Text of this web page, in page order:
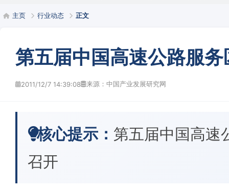
主页 行业动态 正文
第五届中国高速公路服
2011/12/7 14:39:08 来源：中国产业发展研究网
核心提示： 第五届中国高速
召开